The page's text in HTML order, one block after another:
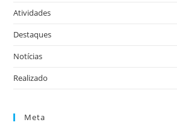
Atividades
Destaques
Notícias
Realizado
Meta